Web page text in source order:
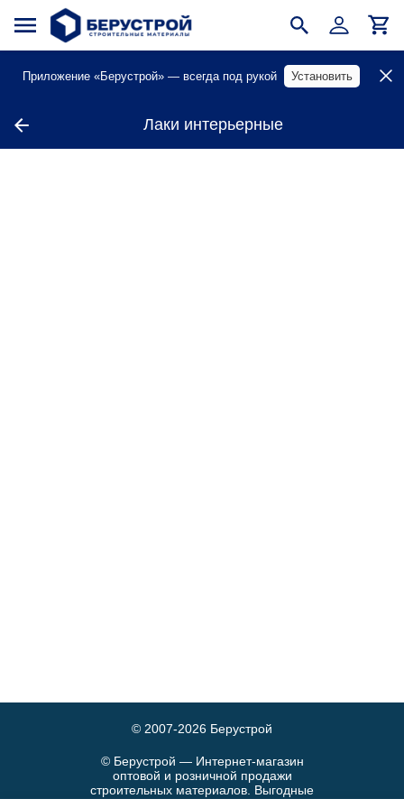
Приложение «Берустрой» — всегда под рукой Установить
Лаки интерьерные
© 2007-2026 Берустрой
© Берустрой — Интернет-магазин
оптовой и розничной продажи
строительных материалов. Выгодные